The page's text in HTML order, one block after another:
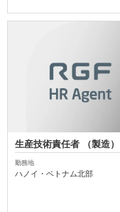
生産技術責任者 （製造）
勤務地
ハノイ・ベトナム北部